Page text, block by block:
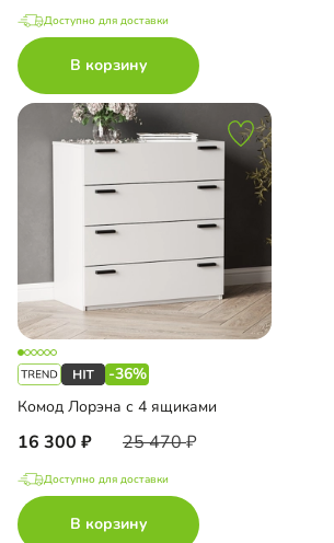
Доступно для доставки
В корзину
-36%
Комод Лорэна с 4 ящиками
16 300 25 470
Доступно для доставки
В корзину